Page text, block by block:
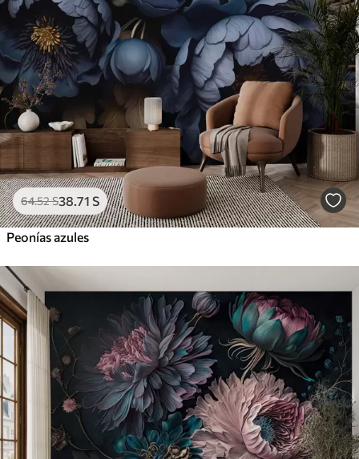
64.52S38 .71 S
Peonías azules